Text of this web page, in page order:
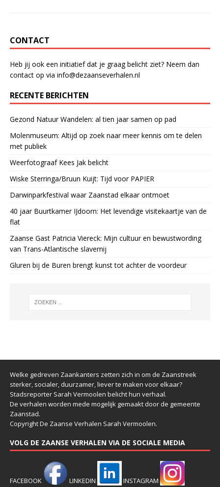
CONTACT
Heb jij ook een initiatief dat je graag belicht ziet? Neem dan
contact op via info@dezaanseverhalen.nl
RECENTE BERICHTEN
Gezond Natuur Wandelen: al tien jaar samen op pad
Molenmuseum: Altijd op zoek naar meer kennis om te delen
met publiek
Weerfotograaf Kees Jak belicht
Wiske Sterringa/Bruun Kuijt: Tijd voor PAPIER
Darwinparkfestival waar Zaanstad elkaar ontmoet
40 jaar Buurtkamer IJdoorn: Het levendige visitekaartje van de
flat
Zaanse Gast Patricia Viereck: Mijn cultuur en bewustwording
van Trans-Atlantische slavernij
Gluren bij de Buren brengt kunst tot achter de voordeur
Welke gedreven Zaankanters zetten zich in om de Zaanstreek
sterker, socialer, duurzamer, liever te maken voor elkaar?
Stadsreporter Sarah Vermoolen belicht hun verhaal.
De verhalen worden mede mogelijk gemaakt door de gemeente
Zaanstad.
Copyright De Zaanse Verhalen Sarah Vermoolen.
VOLG DE ZAANSE VERHALEN VIA DE SOCIALE MEDIA
FACEBOOK LINKEDIN INSTAGRAM